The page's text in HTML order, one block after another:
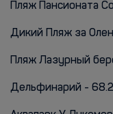
Пляж Пансионата
Дикий Пляж за
Пляж Лазурный
Дельфинарий -